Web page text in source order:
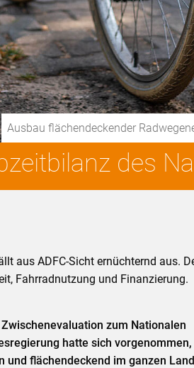
Ausbau flächendeckender
des
aus ADFC-Sicht ernüchternd aus.
Fahrradnutzung und Finanzierung.
zum Nationalen
hatte sich
und flächendeckend im ganzen